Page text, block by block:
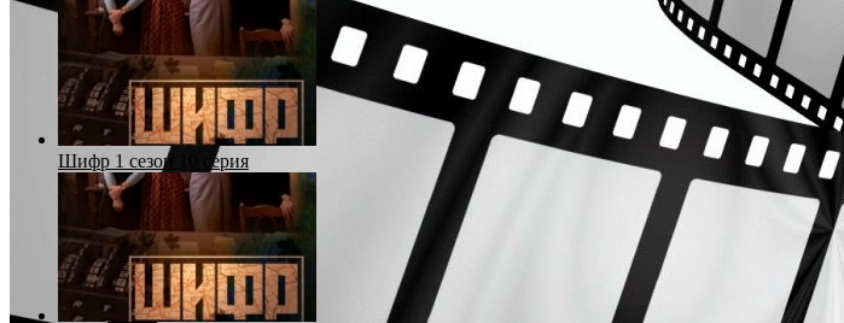
Шифр 1 сезон 10 серия